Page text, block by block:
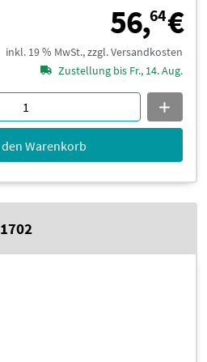
56,64€
inkl. 19 % MwSt., zzgl. Versandkosten
Zustellung bis Fr., 14. Aug.
den Warenkorb